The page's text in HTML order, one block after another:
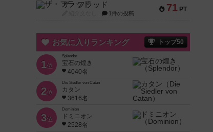
71 PT
ザ・フラッド
1件の投稿
お気に入りランキング トップ50
1位
Splendor
宝石の煌き
4040名
2位
Die Siedler von Catan
カタン
3616名
3位
Dominion
ドミニオン
2528名